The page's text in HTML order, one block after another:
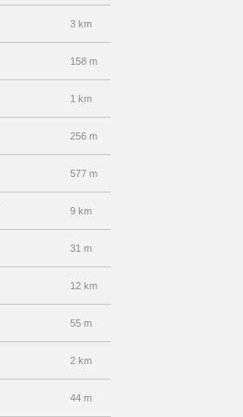
3 km
158 m
1 km
256 m
577 m
9 km
31 m
12 km
55 m
2 km
44 m